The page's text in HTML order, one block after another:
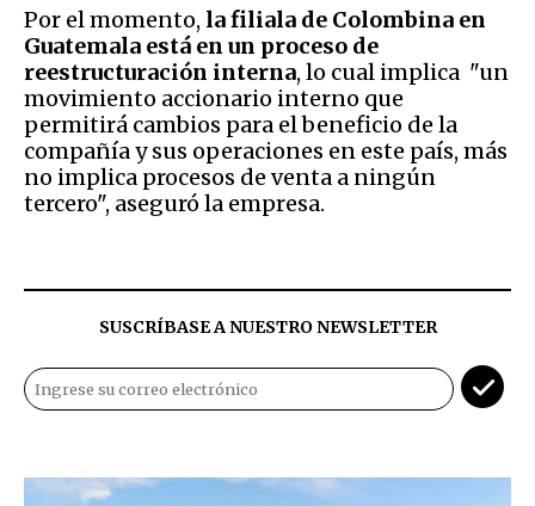
Por el momento, la filiala de Colombina en
Guatemala está en un proceso de
reestructuración interna, lo cual implica "un
movimiento accionario interno que
permitirá cambios para el beneficio de la
compañía y sus operaciones en este país, más
no implica procesos de venta a ningún
tercero", aseguró la empresa.
SUSCRÍBASE A NUESTRO NEWSLETTER